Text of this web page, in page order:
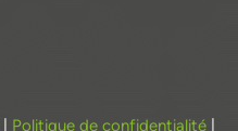
Politique de confidentialité